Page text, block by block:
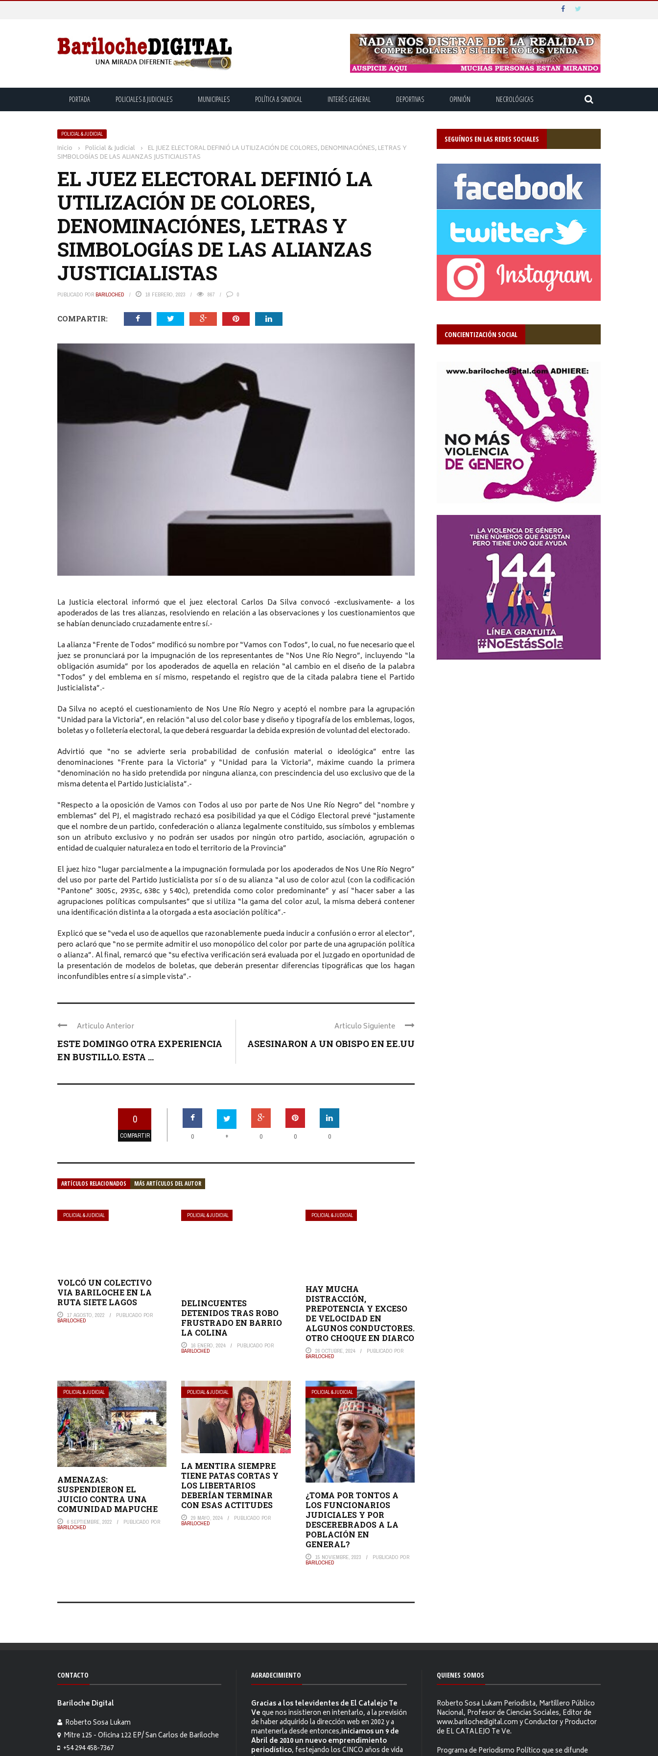
PORTADA POLICIALES & JUDICIALES MUNICIPALES POLÍTICA & SINDICAL INTERÉS GENERAL DEPORTIVAS OPINIÓN NECROLÓGICAS
POLICIAL & JUDICIAL
Inicio › Policial & Judicial › EL JUEZ ELECTORAL DEFINIÓ LA UTILIZACIÓN DE COLORES, DENOMINACIÓNES, LETRAS Y
SIMBOLOGÍAS DE LAS ALIANZAS JUSTICIALISTAS
EL JUEZ ELECTORAL DEFINIÓ LA
UTILIZACIÓN DE COLORES,
DENOMINACIÓNES, LETRAS Y
SIMBOLOGÍAS DE LAS ALIANZAS
JUSTICIALISTAS
PUBLICADO POR BARILOCHED 18 FEBRERO, 2023 867 0
COMPARTIR:
La Justicia electoral informó que el juez electoral Carlos Da Silva convocó -exclusivamente- a los
apoderados de las tres alianzas, resolviendo en relación a las observaciones y los cuestionamientos que
se habían denunciado cruzadamente entre sí.-
La alianza “Frente de Todos” modificó su nombre por “Vamos con Todos”, lo cual, no fue necesario que el
juez se pronunciará por la impugnación de los representantes de “Nos Une Río Negro”, incluyendo “la
obligación asumida” por los apoderados de aquella en relación “al cambio en el diseño de la palabra
“Todos” y del emblema en sí mismo, respetando el registro que de la citada palabra tiene el Partido
Justicialista”.-
Da Silva no aceptó el cuestionamiento de Nos Une Río Negro y aceptó el nombre para la agrupación
“Unidad para la Victoria”, en relación “al uso del color base y diseño y tipografía de los emblemas, logos,
boletas y o folletería electoral, la que deberá resguardar la debida expresión de voluntad del electorado.
Advirtió que “no se advierte seria probabilidad de confusión material o ideológica” entre las
denominaciones “Frente para la Victoria” y “Unidad para la Victoria”, máxime cuando la primera
“denominación no ha sido pretendida por ninguna alianza, con prescindencia del uso exclusivo que de la
misma detenta el Partido Justicialista”.-
“Respecto a la oposición de Vamos con Todos al uso por parte de Nos Une Río Negro” del “nombre y
emblemas” del PJ, el magistrado rechazó esa posibilidad ya que el Código Electoral prevé “justamente
que el nombre de un partido, confederación o alianza legalmente constituido, sus símbolos y emblemas
son un atributo exclusivo y no podrán ser usados por ningún otro partido, asociación, agrupación o
entidad de cualquier naturaleza en todo el territorio de la Provincia”
El juez hizo “lugar parcialmente a la impugnación formulada por los apoderados de Nos Une Río Negro”
del uso por parte del Partido Justicialista por sí o de su alianza “al uso de color azul (con la codificación
“Pantone” 3005c, 2935c, 638c y 540c), pretendida como color predominante” y así “hacer saber a las
agrupaciones políticas compulsantes” que si utiliza “la gama del color azul, la misma deberá contener
una identificación distinta a la otorgada a esta asociación política”.-
Explicó que se “veda el uso de aquellos que razonablemente pueda inducir a confusión o error al elector”,
pero aclaró que “no se permite admitir el uso monopólico del color por parte de una agrupación política
o alianza”. Al final, remarcó que “su efectiva verificación será evaluada por el Juzgado en oportunidad de
la presentación de modelos de boletas, que deberán presentar diferencias tipográficas que los hagan
inconfundibles entre sí a simple vista”.-
Articulo Anterior
ESTE DOMINGO OTRA EXPERIENCIA
EN BUSTILLO. ESTA ...
Articulo Siguiente
ASESINARON A UN OBISPO EN EE.UU
0
COMPARTIR 0 + 0 0 0
ARTÍCULOS RELACIONADOS MÁS ARTÍCULOS DEL AUTOR
POLICIAL & JUDICIAL
VOLCÓ UN COLECTIVO
VIA BARILOCHE EN LA
RUTA SIETE LAGOS
17 AGOSTO, 2022 PUBLICADO POR
BARILOCHED
POLICIAL & JUDICIAL
DELINCUENTES
DETENIDOS TRAS ROBO
FRUSTRADO EN BARRIO
LA COLINA
16 ENERO, 2024 PUBLICADO POR
BARILOCHED
POLICIAL & JUDICIAL
HAY MUCHA
DISTRACCIÓN,
PREPOTENCIA Y EXCESO
DE VELOCIDAD EN
ALGUNOS CONDUCTORES.
OTRO CHOQUE EN DIARCO
26 OCTUBRE, 2024 PUBLICADO POR
BARILOCHED
POLICIAL & JUDICIAL
AMENAZAS:
SUSPENDIERON EL
JUICIO CONTRA UNA
COMUNIDAD MAPUCHE
6 SEPTIEMBRE, 2022 PUBLICADO POR
BARILOCHED
POLICIAL & JUDICIAL
LA MENTIRA SIEMPRE
TIENE PATAS CORTAS Y
LOS LIBERTARIOS
DEBERÍAN TERMINAR
CON ESAS ACTITUDES
29 MAYO, 2024 PUBLICADO POR
BARILOCHED
POLICIAL & JUDICIAL
¿TOMA POR TONTOS A
LOS FUNCIONARIOS
JUDICIALES Y POR
DESCEREBRADOS A LA
POBLACIÓN EN
GENERAL?
15 NOVIEMBRE, 2023 PUBLICADO POR
BARILOCHED
SEGUÍNOS EN LAS REDES SOCIALES
CONCIENTIZACIÓN SOCIAL
CONTACTO
Bariloche Digital
Roberto Sosa Lukam
Mitre 125 - Oficina 122 EP/ San Carlos de Bariloche
+54 294 458-7367
AGRADECIMIENTO
Gracias a los televidentes de El Catalejo Te
Veque nos insistieron en intentarlo, a la previsión
de haber adquirido la dirección web en 2002 y a
mantenerla desde entonces,iniciamos un 9 de
Abril de 2010 un nuevo emprendimiento
periodístico, festejando los CINCO años de vida
QUIENES SOMOS
Roberto Sosa Lukam Periodista, Martillero Público
Nacional, Profesor de Ciencias Sociales, Editor de
www.barilochedigital.com y Conductor y Productor
de EL CATALEJO Te Ve.
Programa de Periodismo Político que se difunde